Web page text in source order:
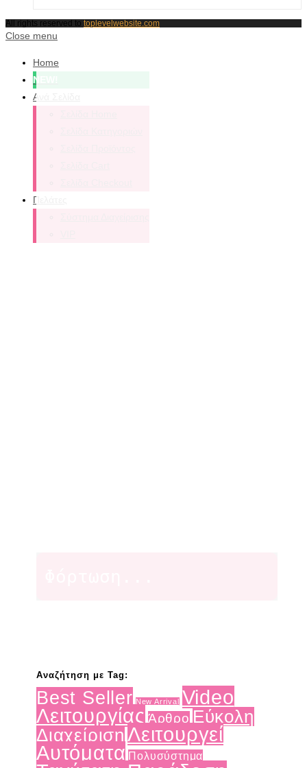
All rights reserved to toplevelwebsite.com
Close menu
Home
NEW!
Ανά Σελίδα
Πελάτες
Αναζήτηση με Tag:
Best Seller New Arrival
Video
Λειτουργίας Άρθρο Εύκολη
Διαχείριση Λειτουργεί
Αυτόματα Πολυσύστημα